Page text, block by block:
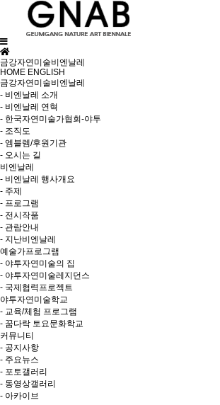
금강자연미술비엔날레
HOME ENGLISH
금강자연미술비엔날레
- 비엔날레 소개
- 비엔날레 연혁
- 한국자연미술가협회-야투
- 조직도
- 엠블렘/후원기관
- 오시는 길
비엔날레
- 비엔날레 행사개요
- 주제
- 프로그램
- 전시작품
- 관람안내
- 지난비엔날레
예술가프로그램
- 야투자연미술의 집
- 야투자연미술레지던스
- 국제협력프로젝트
야투자연미술학교
- 교육/체험 프로그램
- 꿈다락 토요문화학교
커뮤니티
- 공지사항
- 주요뉴스
- 포토갤러리
- 동영상갤러리
- 아카이브